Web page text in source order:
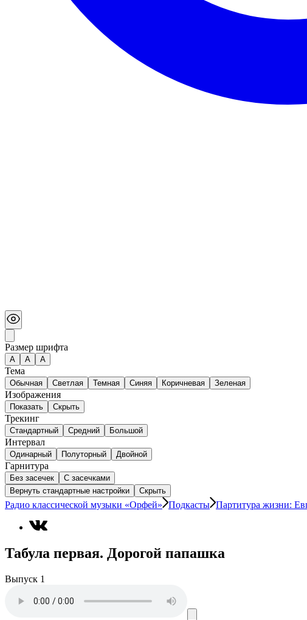
Размер шрифта
А A A
Тема
Обычная Светлая Темная Синяя Коричневая Зеленая
Изображения
Показать Скрыть
Трекинг
Стандартный Средний Большой
Интервал
Одинарный Полуторный Двойной
Гарнитура
Без засечек
С засечками
Вернуть стандартные настройки
Скрыть
Радио классической музыки «Орфей» Подкасты Партитура жизни:
Табула первая. Дорогой папашка
Выпуск 1